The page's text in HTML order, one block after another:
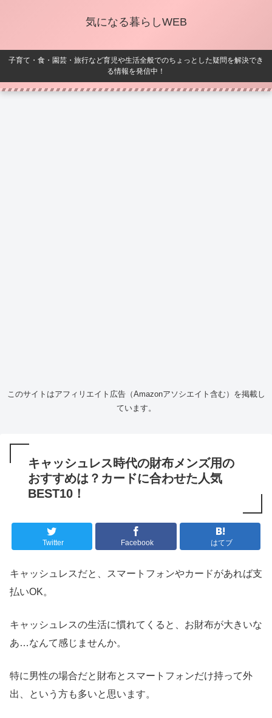
気になる暮らしWEB
子育て・食・園芸・旅行など育児や生活全般でのちょっとした疑問を解決でき
る情報を発信中！
このサイトはアフィリエイト広告（Amazonアソシエイト含む）を掲載し
ています。
キャッシュレス時代の財布メンズ用の
おすすめは？カードに合わせた人気
BEST10！
Twitter Facebook はてブ
キャッシュレスだと、スマートフォンやカードがあれば支
払いOK。
キャッシュレスの生活に慣れてくると、お財布が大きいな
あ…なんて感じませんか。
特に男性の場合だと財布とスマートフォンだけ持って外
出、という方も多いと思います。